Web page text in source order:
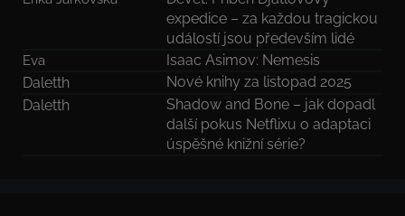
expedice – za každou tragickou
událostí jsou především lidé
Eva
Isaac Asimov: Nemesis
Daletth
Nové knihy za listopad 2025
Daletth
Shadow and Bone – jak dopadl
další pokus Netflixu o adaptaci
úspěšné knižní série?